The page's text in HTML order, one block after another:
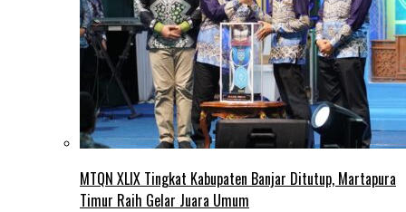
MTQN XLIX Tingkat Kabupaten Banjar Ditutup, Martapura
Timur Raih Gelar Juara Umum